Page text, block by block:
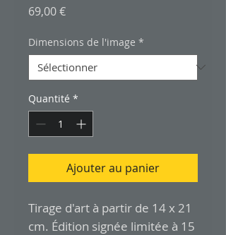
69,00 €Prix
Dimensions de l'image *
Quantité *
Ajouter au panier
Tirage d'art à partir de 14 x 21
cm. Édition signée limitée à 15